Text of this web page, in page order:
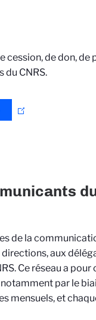
de don, de
du CNRS.
de la
aux
Ce réseau a
par le
mensuels, et